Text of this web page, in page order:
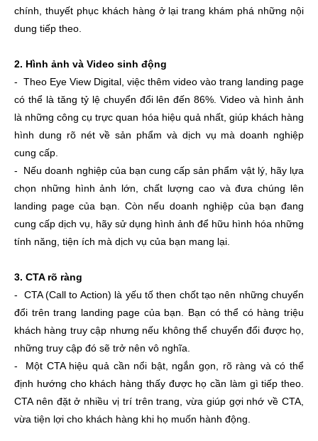
chính, thuyết phục khách hàng ở lại trang khám phá những nội
dung tiếp theo.
2. Hình ảnh và Video sinh động
- Theo Eye View Digital, việc thêm video vào trang landing page
có thể là tăng tỷ lệ chuyển đổi lên đến 86%. Video và hình ảnh
là những công cụ trực quan hóa hiệu quả nhất, giúp khách hàng
hình dung rõ nét về sản phẩm và dịch vụ mà doanh nghiệp
cung cấp.
- Nếu doanh nghiệp của bạn cung cấp sản phẩm vật lý, hãy lựa
chọn những hình ảnh lớn, chất lượng cao và đưa chúng lên
landing page của bạn. Còn nếu doanh nghiệp của bạn đang
cung cấp dịch vụ, hãy sử dụng hình ảnh để hữu hình hóa những
tính năng, tiện ích mà dịch vụ của bạn mang lại.
3. CTA rõ ràng
- CTA (Call to Action) là yếu tố then chốt tạo nên những chuyển
đổi trên trang landing page của bạn. Bạn có thể có hàng triệu
khách hàng truy cập nhưng nếu không thể chuyển đổi được họ,
những truy cập đó sẽ trở nên vô nghĩa.
- Một CTA hiệu quả cần nổi bật, ngắn gọn, rõ ràng và có thể
định hướng cho khách hàng thấy được họ cần làm gì tiếp theo.
CTA nên đặt ở nhiều vị trí trên trang, vừa giúp gợi nhớ về CTA,
vừa tiện lợi cho khách hàng khi họ muốn hành động.